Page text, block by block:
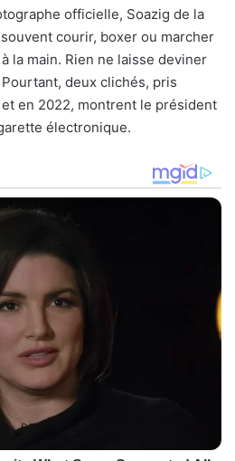
officielle, Soazig de la
courir, boxer ou marcher
la main. Rien ne laisse deviner
deux clichés, pris
en 2022, montrent le président
électronique.